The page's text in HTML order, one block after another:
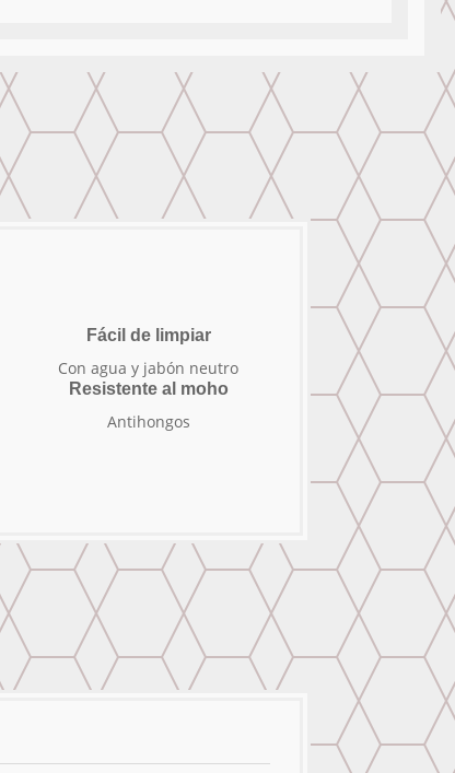
Fácil de limpiar
Con agua y jabón neutro
Resistente al moho
Antihongos